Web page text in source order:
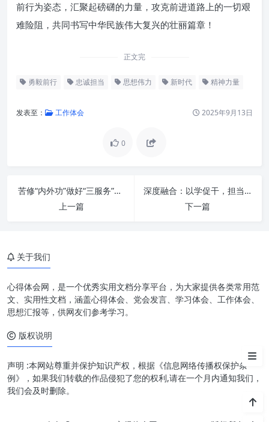
前行为姿态，汇聚起磅礴的力量，攻克前进道路上的一切艰
难险阻，共同书写中华民族伟大复兴的壮丽篇章！
正文完
勇毅前行 忠诚担当 思想伟力 新时代 精神力量
发表至： 工作体会 2025年9月13日
0
苦修“内外功”做好“三服务”：新时代办公室工作的进阶之道
上一篇
深度融合：以学促干，担当作为，驱动个人与组织卓越发展
下一篇
二、深刻感悟：从知到行的思想
新局的奋斗姿态
五、思想伟力与实践伟力的同频
关于我们
心得体会网，是一个优秀实用文档分享平台，为大家提供各类常用范
文、实用性文档，涵盖心得体会、党会发言、学习体会、工作体会、
思想汇报等，供网友们参考学习。
版权说明
声明 :本网站尊重并保护知识产权，根据《信息网络传播权保护条
例》，如果我们转载的作品侵犯了您的权利,请在一个月内通知我们，
我们会及时删除。